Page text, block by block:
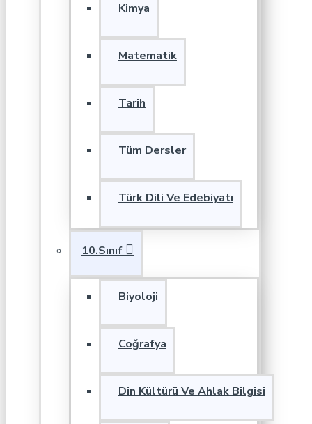
Kimya
Matematik
Tarih
Tüm Dersler
Türk Dili Ve Edebiyatı
10.Sınıf
Biyoloji
Coğrafya
Din Kültürü Ve Ahlak Bilgisi